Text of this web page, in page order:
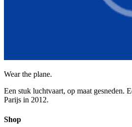
Wear the plane.
Een stuk luchtvaart, op maat gesneden.
Parijs in 2012.
Shop